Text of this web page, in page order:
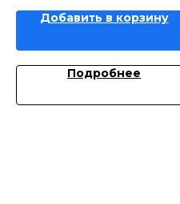
Добавить в корзину
Подробнее